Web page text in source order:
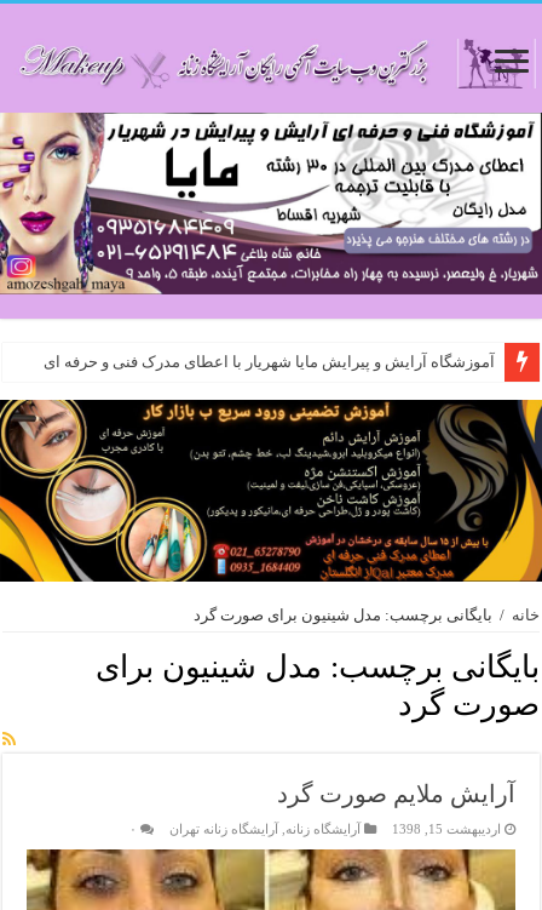
آموزشگاه آرایش و پیرایش مایا شهریار با اعطای مدرک فنی و حرفه ای
خانه / بایگانی برچسب: مدل شینیون برای صورت گرد
بایگانی برچسب: مدل شینیون برای
صورت گرد
آرایش ملایم صورت گرد
اردیبهشت 15, 1398 آرایشگاه زنانه ,آرایشگاه زنانه تهران ۰